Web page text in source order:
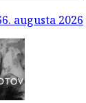
6. augusta 2026